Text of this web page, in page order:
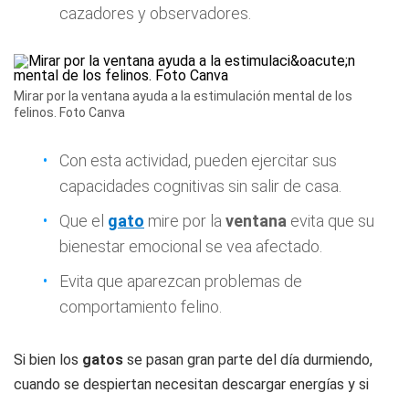
cazadores y observadores.
Mirar por la ventana ayuda a la estimulación mental de los
felinos. Foto Canva
Con esta actividad, pueden ejercitar sus
capacidades cognitivas sin salir de casa.
Que el gato mire por la ventana evita que su
bienestar emocional se vea afectado.
Evita que aparezcan problemas de
comportamiento felino.
Si bien los gatos se pasan gran parte del día durmiendo,
cuando se despiertan necesitan descargar energías y si